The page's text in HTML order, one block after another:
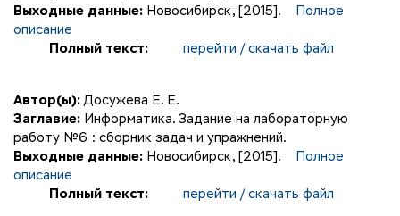
Выходные данные: Новосибирск, [2015].
Полное
описание
Полный текст:
перейти / скачать файл
Автор(ы): Досужева Е. Е.
Заглавие: Информатика. Задание на лабораторную
работу №6 : сборник задач и упражнений.
Выходные данные: Новосибирск, [2015].
Полное
описание
Полный текст:
перейти / скачать файл